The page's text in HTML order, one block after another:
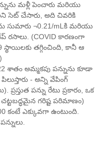
మళ్లీ పెంచారు మరియు
సెట్ చేసారు, అది చివరికి
సుమారు ¬0.21/mLకి మరియు
రసాలు. (COVID కారణంగా
స్థాయిలకు తగ్గించింది, కానీ ఆ
అమ్మకపు పన్నును కూడా
- అన్ని వేపింగ్
పన్ను రేటు ప్రకారం, ఒక
గరిష్ట పరిమాణం)
కంటే ఎక్కువగా ఉంటుంది.